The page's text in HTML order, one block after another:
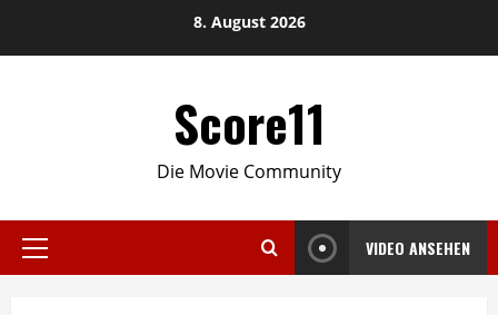
8. August 2026
Score11
Die Movie Community
Primary
VIDEO ANSEHEN